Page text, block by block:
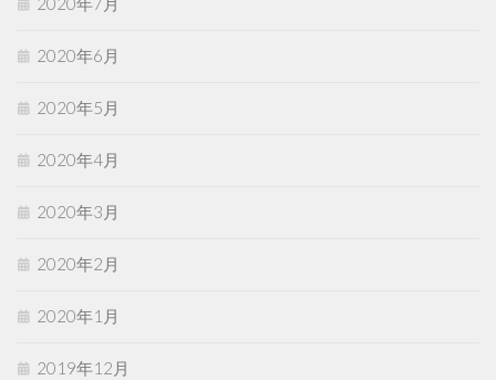
2020年6月
2020年5月
2020年4月
2020年3月
2020年2月
2020年1月
2019年12月